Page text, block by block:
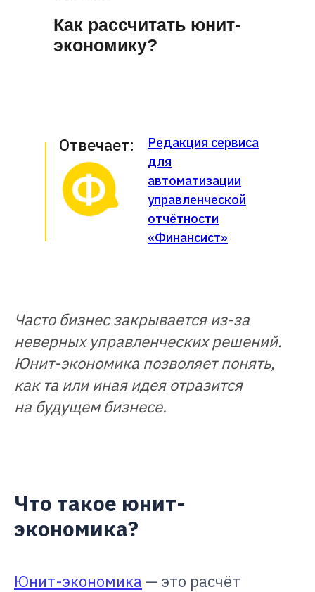
Как рассчитать юнит-
экономику?
Редакция сервиса
для
автоматизации
управленческой
отчётности
«Финансист»
Отвечает:
Часто бизнес закрывается из-за
неверных управленческих решений.
Юнит-экономика позволяет понять,
как та или иная идея отразится
на будущем бизнесе.
Что такое юнит-
экономика?
Юнит-экономика — это расчёт